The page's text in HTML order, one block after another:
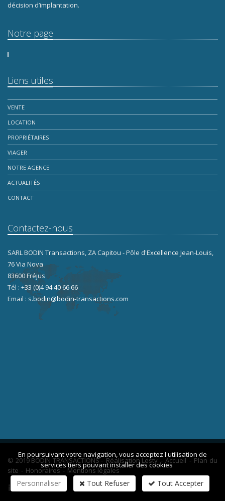
décision d’implantation.
Notre page
Liens utiles
VENTE
LOCATION
PROPRIÉTAIRES
VIAGER
NOTRE AGENCE
ACTUALITÉS
CONTACT
Contactez-nous
SARL BODIN Transactions, ZA Capitou - Pôle d'Excellence Jean-Louis,
76 Via Nova
83600 Fréjus
Tél : +33 (0)4 94 40 66 66
Email : s.bodin@bodin-transactions.com
© 2019 BODIN TRANSACTIONS - Réalisation Lesty - Accueil - Plan du
site - Honoraires- Mentions légales
En poursuivant votre navigation, vous acceptez l'utilisation de
services tiers pouvant installer des cookies
Personnaliser Tout Refuser Tout Accepter